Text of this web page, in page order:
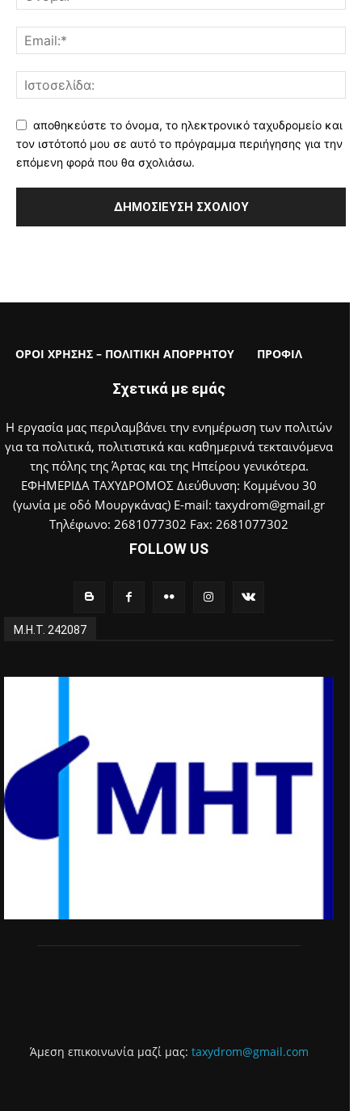
αποθηκεύστε το όνομα, το ηλεκτρονικό ταχυδρομείο και
τον ιστότοπό μου σε αυτό το πρόγραμμα περιήγησης για την
επόμενη φορά που θα σχολιάσω.
ΟΡΟΙ ΧΡΗΣΗΣ – ΠΟΛΙΤΙΚΗ ΑΠΟΡΡΗΤΟΥ ΠΡΟΦΙΛ
Σχετικά με εμάς
Η εργασία μας περιλαμβάνει την ενημέρωση των πολιτών
για τα πολιτικά, πολιτιστικά και καθημερινά τεκταινόμενα
της πόλης της Άρτας και της Ηπείρου γενικότερα.
ΕΦΗΜΕΡΙΔΑ ΤΑΧΥΔΡΟΜΟΣ Διεύθυνση: Κομμένου 30
(γωνία με οδό Μουργκάνας) E-mail: taxydrom@gmail.gr
Τηλέφωνο: 2681077302 Fax: 2681077302
FOLLOW US
Μ.Η.Τ. 242087
Άμεση επικοινωνία μαζί μας: taxydrom@gmail.com